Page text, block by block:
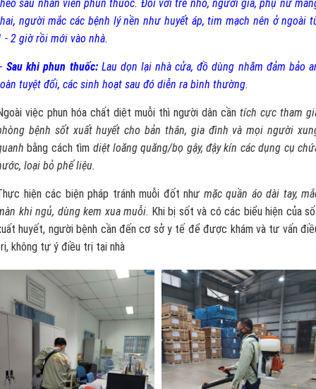
sau nhân viên phun thuốc. Đối với trẻ nhỏ, người già, phụ nữ
người mắc các bệnh lý nền như huyết áp, tim mạch nên ở ngoài
- 2 giờ rồi mới vào nhà.
Sau khi phun thuốc:Lau dọn lại nhà cửa, đồ dùng nhằm đảm bảo
tuyệt đối, các sinh hoạt sau đó diễn ra bình thường.
việc phun hóa chất diệt muỗi thì người dân cần tích cực tham
bệnh sốt xuất huyết cho bản thân, gia đình và mọi người
bằng cách tìm diệt loăng quăng/bọ gậy, đậy kín các dụng cụ
loại bỏ phế liệu.
hiện các biện pháp tránh muỗi đốt như mặc quần áo dài tay,
khi ngủ, dùng kem xua muỗi. Khi bị sốt và có các biểu hiện của
huyết, người bệnh cần đến cơ sở y tế để được khám và tư vấn
không tự ý điều trị tại nhà